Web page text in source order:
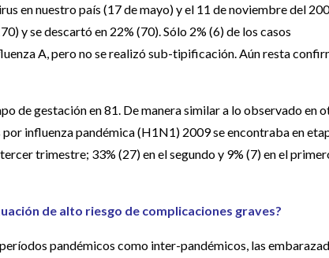
en nuestro país (17 de mayo) y el 11 de noviembre del
y se descartó en 22% (70). Sólo 2% (6) de los casos
A, pero no se realizó sub-tipificación. Aún resta
de gestación en 81. De manera similar a lo observado en
influenza pandémica (H1N1) 2009 se encontraba en
trimestre; 33% (27) en el segundo y 9% (7) en el
de alto riesgo de complicaciones graves?
pandémicos como inter-pandémicos, las